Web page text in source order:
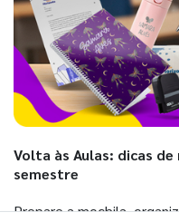
Volta às Aulas: dicas
semestre
Prepare a mochila,